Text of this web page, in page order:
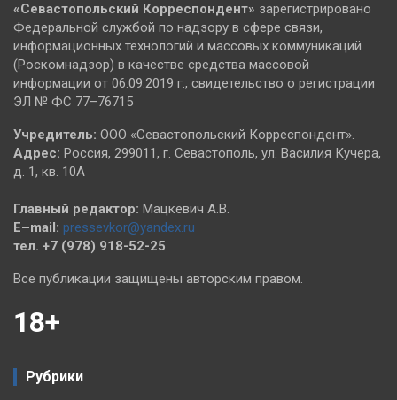
«Севастопольский Корреспондент» зарегистрировано
Федеральной службой по надзору в сфере связи,
информационных технологий и массовых коммуникаций
(Роскомнадзор) в качестве средства массовой
информации от 06.09.2019 г., свидетельство о регистрации
ЭЛ № ФС 77–76715
Учредитель: ООО «Севастопольский Корреспондент».
Адрес: Россия, 299011, г. Севастополь, ул. Василия Кучера,
д. 1, кв. 10А
Главный редактор: Мацкевич А.В.
E–mail: pressevkor@yandex.ru
тел. +7 (978) 918-52-25
Все публикации защищены авторским правом.
18+
Рубрики